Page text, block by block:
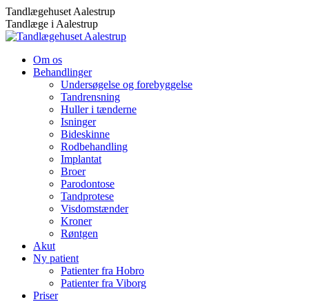
Skip
to
content
Tandlægehuset Aalestrup
Tandlæge i Aalestrup
Om os
Behandlinger
Undersøgelse og forebyggelse
Tandrensning
Huller i tænderne
Isninger
Bideskinne
Rodbehandling
Implantat
Broer
Parodontose
Tandprotese
Visdomstænder
Kroner
Røntgen
Akut
Ny patient
Patienter fra Hobro
Patienter fra Viborg
Priser